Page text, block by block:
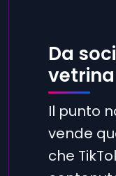
Da
Il punto
vende
che